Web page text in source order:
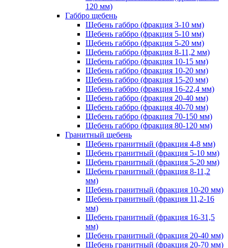
120 мм)
Габбро щебень
Щебень габбро (фракция 3-10 мм)
Щебень габбро (фракция 5-10 мм)
Щебень габбро (фракция 5-20 мм)
Щебень габбро (фракция 8-11,2 мм)
Щебень габбро (фракция 10-15 мм)
Щебень габбро (фракция 10-20 мм)
Щебень габбро (фракция 15-20 мм)
Щебень габбро (фракция 16-22,4 мм)
Щебень габбро (фракция 20-40 мм)
Щебень габбро (фракция 40-70 мм)
Щебень габбро (фракция 70-150 мм)
Щебень габбро (фракция 80-120 мм)
Гранитный щебень
Щебень гранитный (фракция 4-8 мм)
Щебень гранитный (фракция 5-10 мм)
Щебень гранитный (фракция 5-20 мм)
Щебень гранитный (фракция 8-11,2
мм)
Щебень гранитный (фракция 10-20 мм)
Щебень гранитный (фракция 11,2-16
мм)
Щебень гранитный (фракция 16-31,5
мм)
Щебень гранитный (фракция 20-40 мм)
Щебень гранитный (фракция 20-70 мм)